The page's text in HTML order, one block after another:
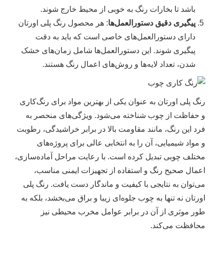
باشد تا بخارات رنگ به خوبی از محیط خارج شوند.
پیگیری دقیق دستورالعمل‌ها: هر محصول رنگ پلی اورتان
دارای دستورالعمل‌های خاصی است که باید به دقت
پیگیری شوند. این دستورالعمل‌ها شامل زمان‌های خشک
شدن، تعداد لایه‌ها و روش‌های اعمال رنگ هستند.
رنگ پلی اورتان به عنوان یکی از بهترین مواد برای رنگ‌کاری
و حفاظت از چوب شناخته می‌شود. ویژگی‌های منحصر به
فرد این رنگ، مانند مقاومت بالا در برابر خراشیدگی، رطوبت
و مواد شیمیایی، آن را به انتخابی عالی برای پروژه‌های
مختلف چوبی تبدیل کرده است. با رعایت مراحل آماده‌سازی،
اعمال صحیح رنگ و استفاده از تجهیزات ایمنی مناسب،
می‌توان به نتایجی با کیفیت و ماندگار دست یافت. رنگ پلی
اورتان نه تنها به چوب جلوه‌ای زیبا و براق می‌بخشد، بلکه به
طور موثری از آن در برابر عوامل مخرب محیطی نیز
محافظت می‌کند.